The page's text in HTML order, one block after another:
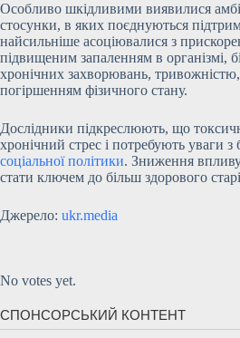
Особливо шкідливими виявилися
стосунки, в яких поєднуються
найсильніше асоціювалися з
підвищеним запаленням в організмі,
хронічних захворювань,
погіршенням фізичного стану.
Дослідники підкреслюють, що
хронічний стрес і потребують уваги
соціальної політики. Зниження
стати ключем до більш здорового
Джерело: ukr.media
No votes yet.